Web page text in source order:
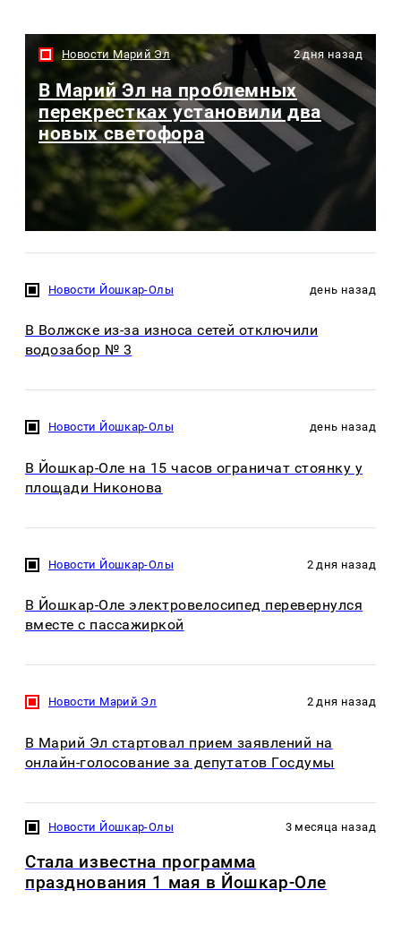
Новости Марий Эл 2 дня назад
В Марий Эл на проблемных
перекрестках установили два
новых светофора
Новости Йошкар-Олы день назад
В Волжске из-за износа сетей отключили
водозабор № 3
Новости Йошкар-Олы день назад
В Йошкар-Оле на 15 часов ограничат стоянку у
площади Никонова
Новости Йошкар-Олы 2 дня назад
В Йошкар-Оле электровелосипед перевернулся
вместе с пассажиркой
Новости Марий Эл 2 дня назад
В Марий Эл стартовал прием заявлений на
онлайн-голосование за депутатов Госдумы
Новости Йошкар-Олы 3 месяца назад
Стала известна программа
празднования 1 мая в Йошкар-Оле